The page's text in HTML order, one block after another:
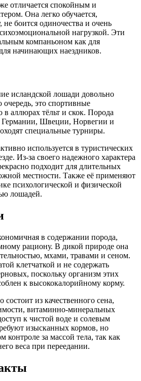
отличается спокойным и
Она легко обучается,
боится одиночества и очень
нагрузкой. Эти
компаньоном как для
начинающих наездников.
исландской лошади довольно
это спортивные
в аллюрах тёльт и скок. Порода
Германии, Швеции, Норвегии и
специальные турниры.
используется в туристических
Из-за своего надежного характера
подходит для длительных
местности. Также её применяют
психологической и физической
лошадей.
в содержании порода,
рациону. В дикой природе она
мхами, травами и сеном.
клетчаткой и не содержать
поскольку организм этих
к высококалорийному корму.
из качественного сена,
витаминно-минеральных
к чистой воде и солевым
изысканных кормов, но
контроле за массой тела, так как
веса при переедании.